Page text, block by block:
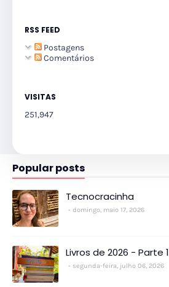
RSS FEED
Postagens
Comentários
VISITAS
251,947
Popular posts
Tecnocracinha
domingo, maio 17, 2026
Livros de 2026 - Parte 1
segunda-feira, julho 06, 2026